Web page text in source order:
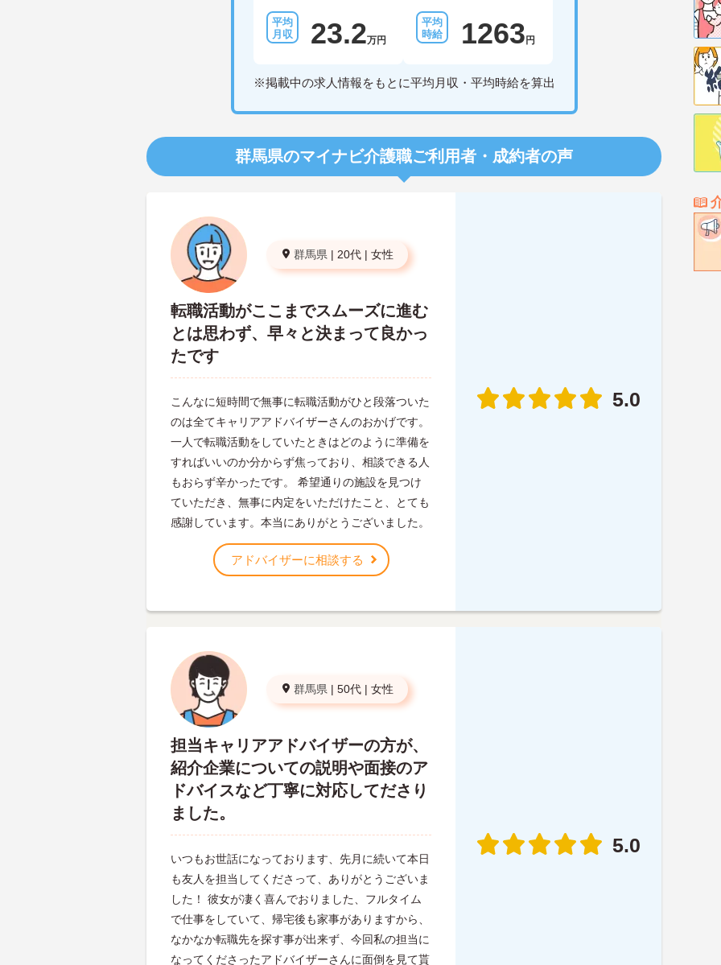
23.2万円 1263 円
※掲載中の求人情報をもとに平均月収・平均時給を算出
群馬県のマイナビ介護職ご利用者・成約者の声
群馬県 | 20代 | 女性
転職活動がここまでスムーズに進む
とは思わず、早々と決まって良かっ
たです
こんなに短時間で無事に転職活動がひと段落ついた
のは全てキャリアアドバイザーさんのおかげです。
一人で転職活動をしていたときはどのように準備を
すればいいのか分からず焦っており、相談できる人
もおらず辛かったです。 希望通りの施設を見つけ
ていただき、無事に内定をいただけたこと、とても
感謝しています。本当にありがとうございました。
アドバイザーに相談する
5.0
群馬県 | 50代 | 女性
担当キャリアアドバイザーの方が、
紹介企業についての説明や面接のア
ドバイスなど丁寧に対応してださり
ました。
いつもお世話になっております、先月に続いて本日
も友人を担当してくださって、ありがとうございま
した！ 彼女が凄く喜んでおりました、フルタイム
で仕事をしていて、帰宅後も家事がありますから、
なかなか転職先を探す事が出来ず、今回私の担当に
なってくださったアドバイザーさんに面倒を見て貰
5.0